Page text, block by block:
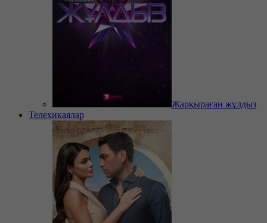
Жарқыраған жұлдыз
Телехикаялар